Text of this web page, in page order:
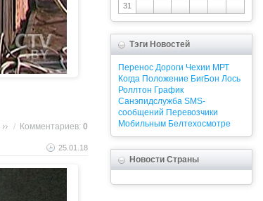
/ Комментариев: 0
25.01.18
31
Тэги Новостей
Перенос Дороги Чехии МРТ
Когда Положение БигБон Лось
Роллтон График
Санэпидслужба SMS-
сообщений Перевозчики
Мобильным Белтехосмотре
Новости Страны